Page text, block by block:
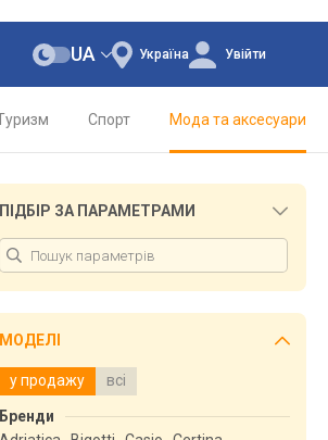
Україна
UA Увійти
Спорт Мода та аксесуари
ПІДБІР ЗА ПАРАМЕТРАМИ
МОДЕЛІ
у продажу всі
Бренди